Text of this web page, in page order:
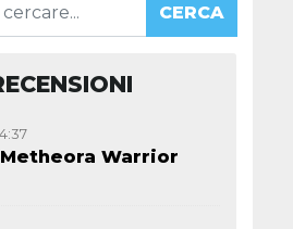
CERCA
Warrior